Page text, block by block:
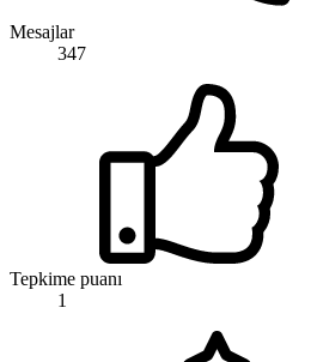
Mesajlar
347
Tepkime puanı
1